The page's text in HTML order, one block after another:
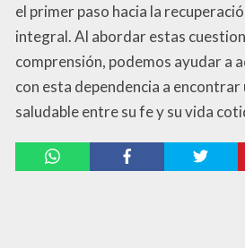
el primer paso hacia la
integral. Al abordar estas
comprensión, podemos ayudar a
con esta dependencia a
saludable entre su fe y su vida